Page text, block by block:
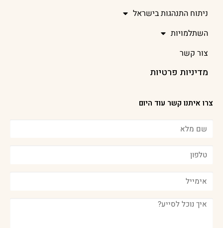
ניתוח התנהגות בישראל
השתלמויות
צור קשר
מדיניות פרטיות
צרו איתנו קשר עוד היום